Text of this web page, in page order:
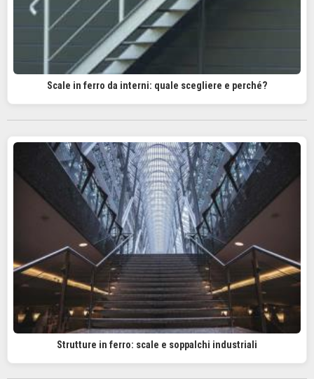
Scale in ferro da interni: quale scegliere e perché?
Strutture in ferro: scale e soppalchi industriali